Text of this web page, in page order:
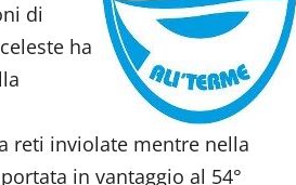
di
ha
reti inviolate mentre nella
in vantaggio al 54°